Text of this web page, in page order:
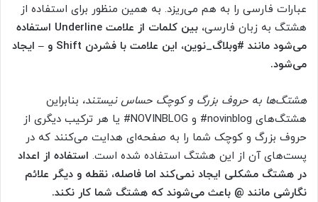
عبارات فارسی را به هم می‌ریزد. به همین منظور برای استفاده از
هشتگ به زبان فارسی
، بین کلمات از علامت Underline استفاده
می‌شود مانند #وبلاگ_نوین، این علامت با فشردن Shift و – ایجاد
می‌شود.
هشتگ‌ها به حروف بزرگ و کوچگ حساس نیستند، بنابراین
هشتگ‌های novinblog# و NOVINBLOG# یا هر ترکیب دیگری از
حروف بزرگ و کوچک شما را به صفحه‌ای هدایت می‌کنند که در
پست‌های آن از این هشتگ استفاده شده است. استفاده از اعداد
در هشتگ مشکلی ایجاد نمی‌کند اما فاصله، نقطه و دیگر علائم
نگارشی مانند @ باعث می‌شوند که هشتگ شما کار نکند.